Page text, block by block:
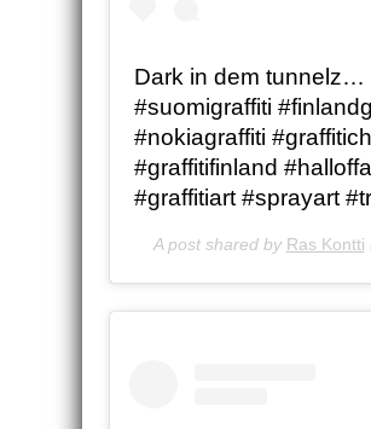
Dark in dem tunnelz…
#suomigraffiti
#nokiagraffiti
#graffitifinland
#graffitiart #sprayart
A post shared by Ras Kontti